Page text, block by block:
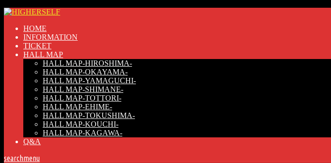
HOME
INFORMATION
TICKET
HALL MAP
HALL MAP-HIROSHIMA-
HALL MAP-OKAYAMA-
HALL MAP-YAMAGUCHI-
HALL MAP-SHIMANE-
HALL MAP-TOTTORI-
HALL MAP-EHIME-
HALL MAP-TOKUSHIMA-
HALL MAP-KOUCHI-
HALL MAP-KAGAWA-
Q&A
searchmenu